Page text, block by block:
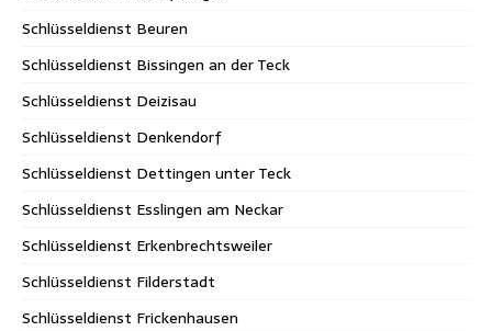
Schlüsseldienst Beuren
Schlüsseldienst Bissingen an der Teck
Schlüsseldienst Deizisau
Schlüsseldienst Denkendorf
Schlüsseldienst Dettingen unter Teck
Schlüsseldienst Esslingen am Neckar
Schlüsseldienst Erkenbrechtsweiler
Schlüsseldienst Filderstadt
Schlüsseldienst Frickenhausen